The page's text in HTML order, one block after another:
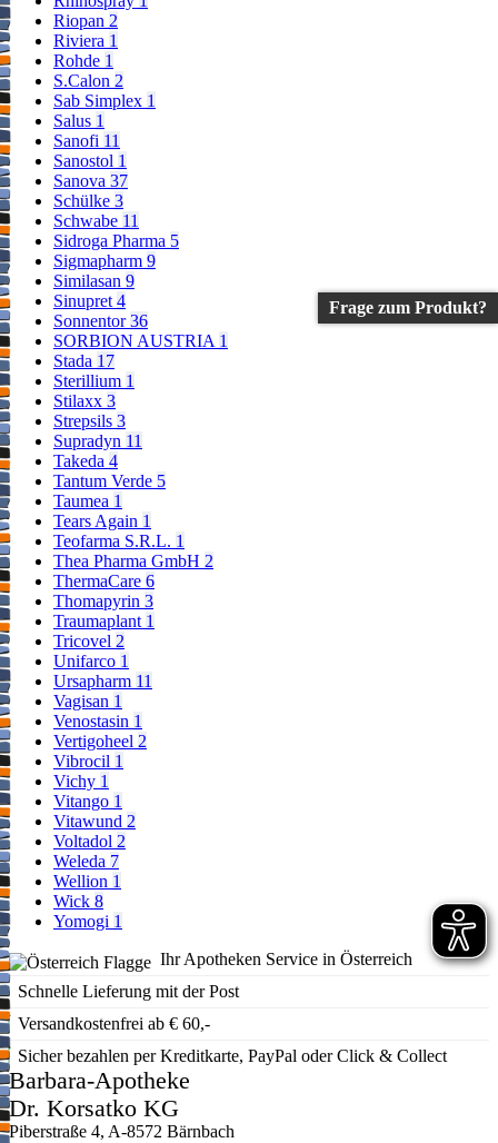
Riopan 2
Riviera 1
Rohde 1
S.Calon 2
Sab Simplex 1
Salus 1
Sanofi 11
Sanostol 1
Sanova 37
Schülke 3
Schwabe 11
Sidroga Pharma 5
Sigmapharm 9
Similasan 9
Sinupret4
Sonnentor36
SORBION AUSTRIA 1
Stada 17
Sterillium 1
Stilaxx 3
Strepsils 3
Supradyn 11
Takeda 4
Tantum Verde 5
Taumea 1
Tears Again 1
Teofarma S.R.L. 1
Thea Pharma GmbH 2
ThermaCare 6
Thomapyrin 3
Traumaplant 1
Tricovel 2
Unifarco 1
Ursapharm 11
Vagisan 1
Venostasin 1
Vertigoheel 2
Vibrocil 1
Vichy 1
Vitango 1
Vitawund 2
Voltadol 2
Weleda 7
Wellion 1
Wick 8
Yomogi 1
Ihr Apotheken Service in Österreich
Schnelle Lieferung mit der Post
Versandkostenfrei ab € 60,-
Sicher bezahlen per Kreditkarte, PayPal oder Click & Collect
Barbara-Apotheke
Dr. Korsatko KG
Piberstraße 4, A-8572 Bärnbach
Frage zum Produkt?